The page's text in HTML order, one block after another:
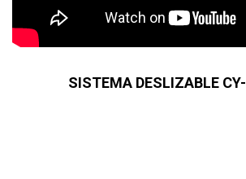
SISTEMA DESLIZABLE